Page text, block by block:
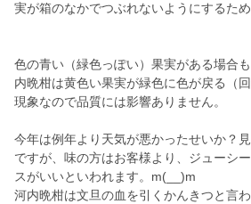
実が箱のなかでつぶれないようにするため
色の青い（緑色っぽい）果実がある場合
内晩柑は黄色い果実が緑色に色が戻る（
現象なので品質には影響ありません。
今年は例年より天気が悪かったせいか？
ですが、味の方はお客様より、ジューシ
スがいいといわれます。m(__)m
河内晩柑は文旦の血を引くかんきつと言